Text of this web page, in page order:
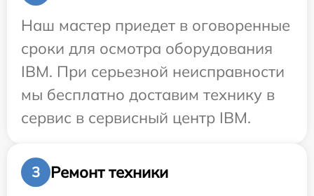
Наш мастер приедет в оговоренные
сроки для осмотра оборудования
IBM. При серьезной неисправности
мы бесплатно доставим технику в
сервис в сервисный центр IBM.
3
Ремонт техники